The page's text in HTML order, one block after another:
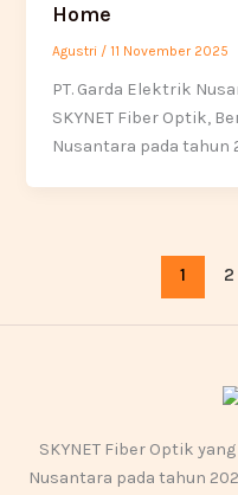
Home
Agustri /11 November 2025
PT. Garda Elektrik
SKYNET Fiber Optik,
Nusantara pada tahun
1 2
SKYNET Fiber Optik
Nusantara pada tahun